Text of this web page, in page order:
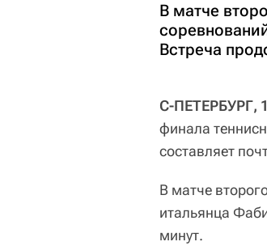
В матче
Встреча
С-ПЕТЕРБУРГ,
финала
составляет
В матче
итальянца
минут.